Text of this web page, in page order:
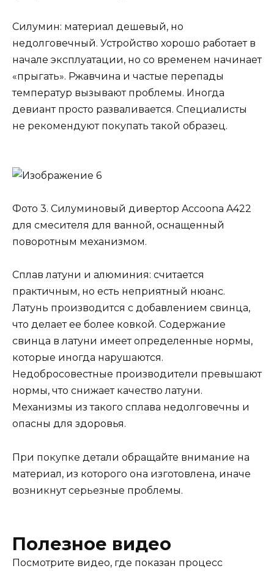
Силумин: материал дешевый, но
недолговечный. Устройство хорошо работает в
начале эксплуатации, но со временем начинает
«прыгать». Ржавчина и частые перепады
температур вызывают проблемы. Иногда
девиант просто разваливается. Специалисты
не рекомендуют покупать такой образец.
Фото 3. Силуминовый дивертор Accoona A422
для смесителя для ванной, оснащенный
поворотным механизмом.
Сплав латуни и алюминия: считается
практичным, но есть неприятный нюанс.
Латунь производится с добавлением свинца,
что делает ее более ковкой. Содержание
свинца в латуни имеет определенные нормы,
которые иногда нарушаются.
Недобросовестные производители превышают
нормы, что снижает качество латуни.
Механизмы из такого сплава недолговечны и
опасны для здоровья.
При покупке детали обращайте внимание на
материал, из которого она изготовлена, иначе
возникнут серьезные проблемы.
Полезное видео
Посмотрите видео, где показан процесс